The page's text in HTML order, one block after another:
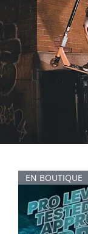
EN BOUTIQUE